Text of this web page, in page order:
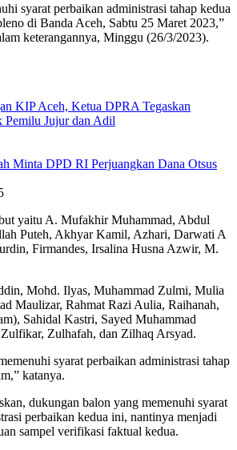
syarat perbaikan administrasi tahap kedua
di Banda Aceh, Sabtu 25 Maret 2023,”
keterangannya, Minggu (26/3/2023).
KIP Aceh, Ketua DPRA Tegaskan
Pemilu Jujur dan Adil
Minta DPD RI Perjuangkan Dana Otsus
yaitu A. Mufakhir Muhammad, Abdul
Puteh, Akhyar Kamil, Azhari, Darwati A
Firmandes, Irsalina Husna Azwir, M.
Mohd. Ilyas, Muhammad Zulmi, Mulia
Maulizar, Rahmat Razi Aulia, Raihanah,
Sahidal Kastri, Sayed Muhammad
Zulhafah, dan Zilhaq Arsyad.
syarat perbaikan administrasi tahap
katanya.
dukungan balon yang memenuhi syarat
perbaikan kedua ini, nantinya menjadi
sampel verifikasi faktual kedua.